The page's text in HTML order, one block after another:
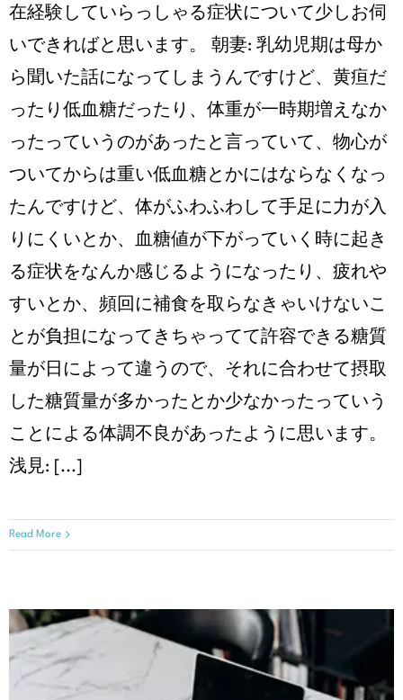
在経験していらっしゃる症状について少しお伺
いできればと思います。 朝妻: 乳幼児期は母か
ら聞いた話になってしまうんですけど、黄疸だ
ったり低血糖だったり、体重が一時期増えなか
ったっていうのがあったと言っていて、物心が
ついてからは重い低血糖とかにはならなくなっ
たんですけど、体がふわふわして手足に力が入
りにくいとか、血糖値が下がっていく時に起き
る症状をなんか感じるようになったり、疲れや
すいとか、頻回に補食を取らなきゃいけないこ
とが負担になってきちゃってて許容できる糖質
量が日によって違うので、それに合わせて摂取
した糖質量が多かったとか少なかったっていう
ことによる体調不良があったように思います。
浅見: [...]
Read More